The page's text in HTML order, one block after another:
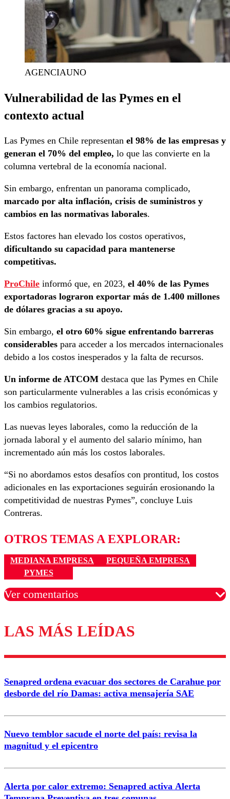
AGENCIAUNO
Vulnerabilidad de las Pymes en el
contexto actual
Las Pymes en Chile representan el 98% de las empresas y
generan el 70% del empleo, lo que las convierte en la
columna vertebral de la economía nacional.
Sin embargo, enfrentan un panorama complicado,
marcado por alta inflación, crisis de suministros y
cambios en las normativas laborales.
Estos factores han elevado los costos operativos,
dificultando su capacidad para mantenerse
competitivas.
ProChile informó que, en 2023, el 40% de las Pymes
exportadoras lograron exportar más de 1.400 millones
de dólares gracias a su apoyo.
Sin embargo, el otro 60% sigue enfrentando barreras
considerables para acceder a los mercados internacionales
debido a los costos inesperados y la falta de recursos.
Un informe de ATCOM destaca que las Pymes en Chile
son particularmente vulnerables a las crisis económicas y
los cambios regulatorios.
Las nuevas leyes laborales, como la reducción de la
jornada laboral y el aumento del salario mínimo, han
incrementado aún más los costos laborales.
“Si no abordamos estos desafíos con prontitud, los costos
adicionales en las exportaciones seguirán erosionando la
competitividad de nuestras Pymes”, concluye Luis
Contreras.
OTROS TEMAS A EXPLORAR:
MEDIANA EMPRESA
PEQUEÑA EMPRESA
PYMES
Ver comentarios
Los comentarios son moderados para garantizar un
diálogo respetuoso.
Nombre
Correo
LAS MÁS LEÍDAS
Senapred ordena evacuar dos sectores de Carahue por
desborde del río Damas: activa mensajería SAE
Nuevo temblor sacude el norte del país: revisa la
magnitud y el epicentro
Alerta por calor extremo: Senapred activa Alerta